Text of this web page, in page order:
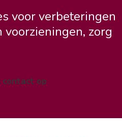
voor verbeteringen
zorg
contact op